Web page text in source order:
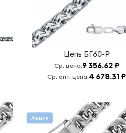
Цепь БГ60-Р
Ср. цена:9 356.62 ₽
Ср. опт. цена:4 678.31 ₽
Акция